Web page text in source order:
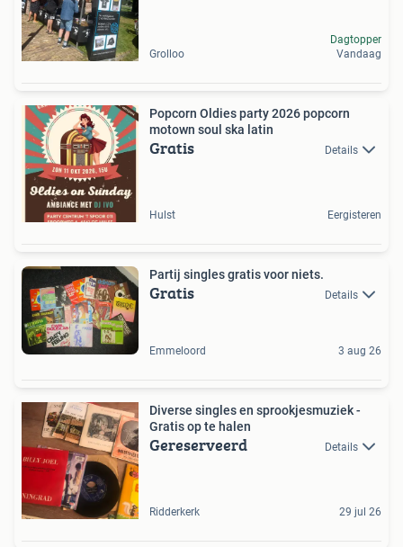
Grolloo
Dagtopper
Vandaag
Popcorn Oldies party 2026 popcorn
motown soul ska latin
Gratis Details
Hulst Eergisteren
Partij singles gratis voor niets.
Gratis Details
Emmeloord 3 aug 26
Diverse singles en sprookjesmuziek -
Gratis op te halen
Gereserveerd Details
Ridderkerk 29 jul 26